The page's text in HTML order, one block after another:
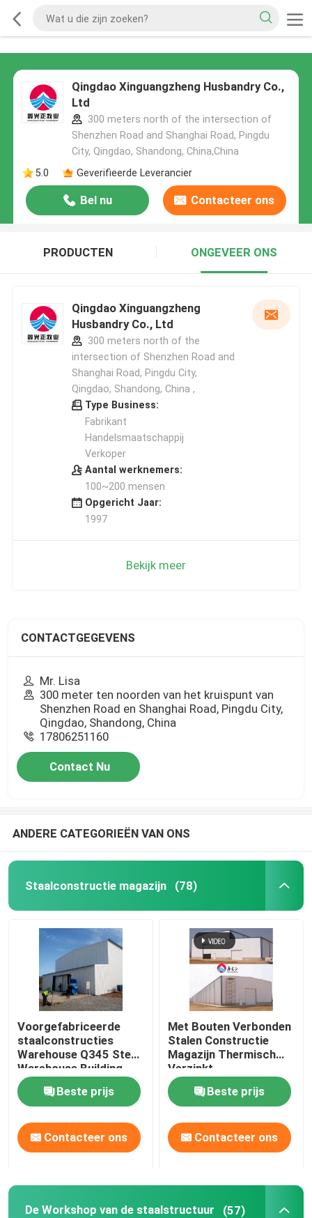
Qingdao Xinguangzheng Husbandry Co.,
Ltd
300 meters north of the intersection of
Shenzhen Road and Shanghai Road, Pingdu
City, Qingdao, Shandong, China,China
5.0
Geverifieerde Leverancier
Bel nu Contacteer ons
PRODUCTEN ONGEVEER ONS
Qingdao Xinguangzheng
Husbandry Co., Ltd
300 meters north of the
intersection of Shenzhen Road and
Shanghai Road, Pingdu City,
Qingdao, Shandong, China ,
Type Business:
Fabrikant
Handelsmaatschappij
Verkoper
Aantal werknemers:
100~200 mensen
Opgericht Jaar:
1997
Bekijk meer
CONTACTGEGEVENS
Mr. Lisa
300 meter ten noorden van het kruispunt van
Shenzhen Road en Shanghai Road, Pingdu City,
Qingdao, Shandong, China
17806251160
Contact Nu
ANDERE CATEGORIEËN VAN ONS
Staalconstructie magazijn (78)
Voorgefabriceerde
staalconstructies
Warehouse Q345 Steel
Warehouse Building
Beste prijs
Contacteer ons
Met Bouten Verbonden
Stalen Constructie
Magazijn Thermisch
Verzinkt
Beste prijs
Contacteer ons
De Workshop van de staalstructuur (57)